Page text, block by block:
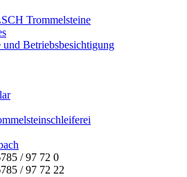
Trommelsteine
und Betriebsbesichtigung
/ 97 72 0
/ 97 72 22